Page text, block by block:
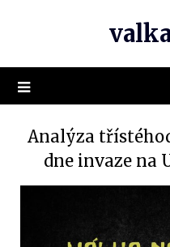
Analýza
dne invaze na